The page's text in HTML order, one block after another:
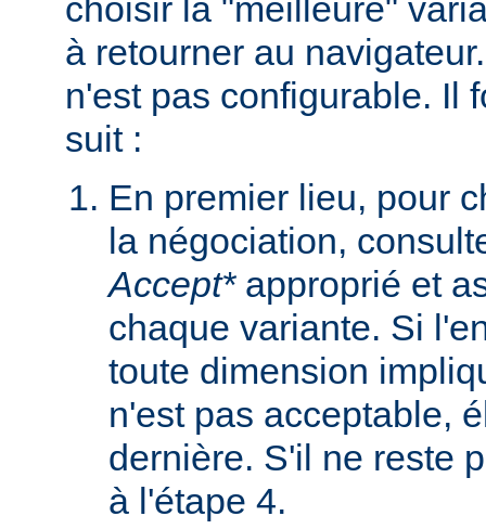
choisir la "meilleure"
à retourner au
n'est pas configurable. Il
suit :
En premier lieu, pour
la négociation,
Accept*approprié et
chaque variante. Si
toute dimension
n'est pas acceptable,
dernière. S'il ne reste
à l'étape 4.